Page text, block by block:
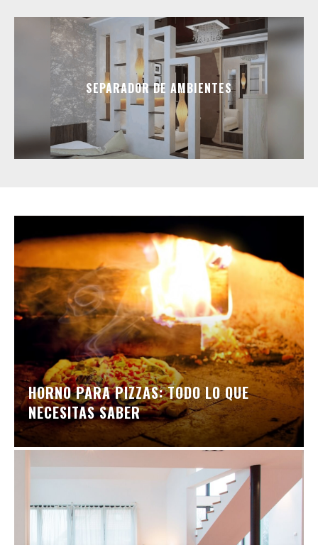
SEPARADOR DE AMBIENTES
HORNO PARA PIZZAS: TODO LO QUE
NECESITAS SABER